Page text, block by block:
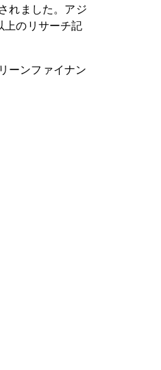
れました。アジ
上のリサーチ記
ーンファイナン